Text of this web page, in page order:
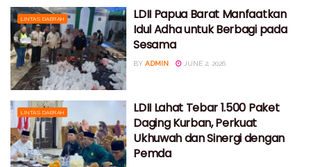
LINTAS DAERAH
LDII Papua Barat Manfaatkan
Idul Adha untuk Berbagi pada
Sesama
BY ADMIN JUNE 2, 2026
LINTAS DAERAH
LDII Lahat Tebar 1.500 Paket
Daging Kurban, Perkuat
Ukhuwah dan Sinergi dengan
Pemda